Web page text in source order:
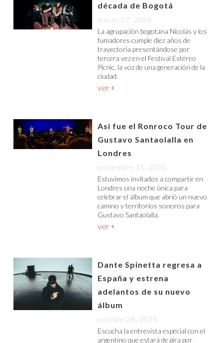
década de Bogotá
marzo 17, 2026
La agrupación bogotana Nicolás y los
fumadores cumple diez años de
trayectoria presentándose por
tercera vez en el Festival Estéreo
Picnic, la voz de una generación de la
ciudad.
ver +
Asi fue el Ronroco Tour de
Gustavo Santaolalla en
Londres
noviembre 15, 2025
Estuvimos invitados a compartir en
Londres una noche única para
celebrar el álbum que abrió un nuevo
camino y territorios sonoros para
Gustavo Santaolalla.
ver +
Dante Spinetta regresa a
España y estrena
adelantos de su nuevo
álbum
octubre 28, 2025
Escucha la entrevista especial con el
argentino que estará de gira por